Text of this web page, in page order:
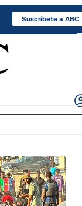
Suscríbete a ABC